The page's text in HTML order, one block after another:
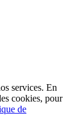
services. En
cookies, pour
de